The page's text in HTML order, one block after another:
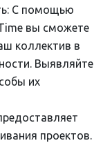
С помощью
вы сможете
коллектив в
Выявляйте
их
проектов.